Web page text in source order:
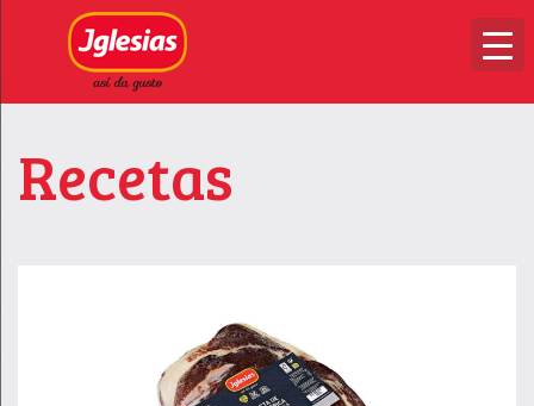
Recetas